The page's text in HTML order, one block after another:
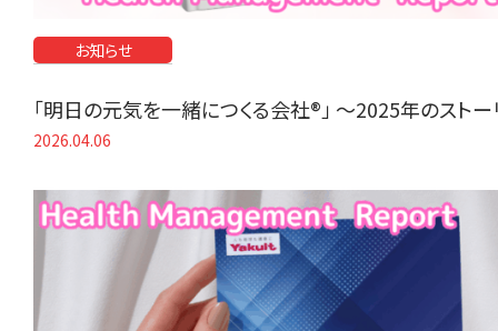
お知らせ
「明日の元気を一緒につくる会社®」 〜2025年のスト
2026.04.06